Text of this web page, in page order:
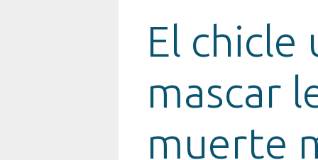
El chicle
mascar
muerte